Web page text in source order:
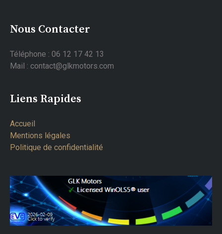
Nous Contacter
Téléphone : 06 12 17 42 13
Mail : contact@glkmotors.com
Liens Rapides
Accueil
Mentions légales
Politique de confidentialité